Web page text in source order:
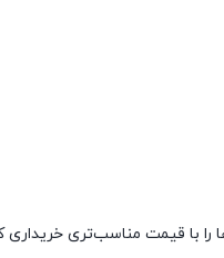
را با قیمت مناسب‌تری